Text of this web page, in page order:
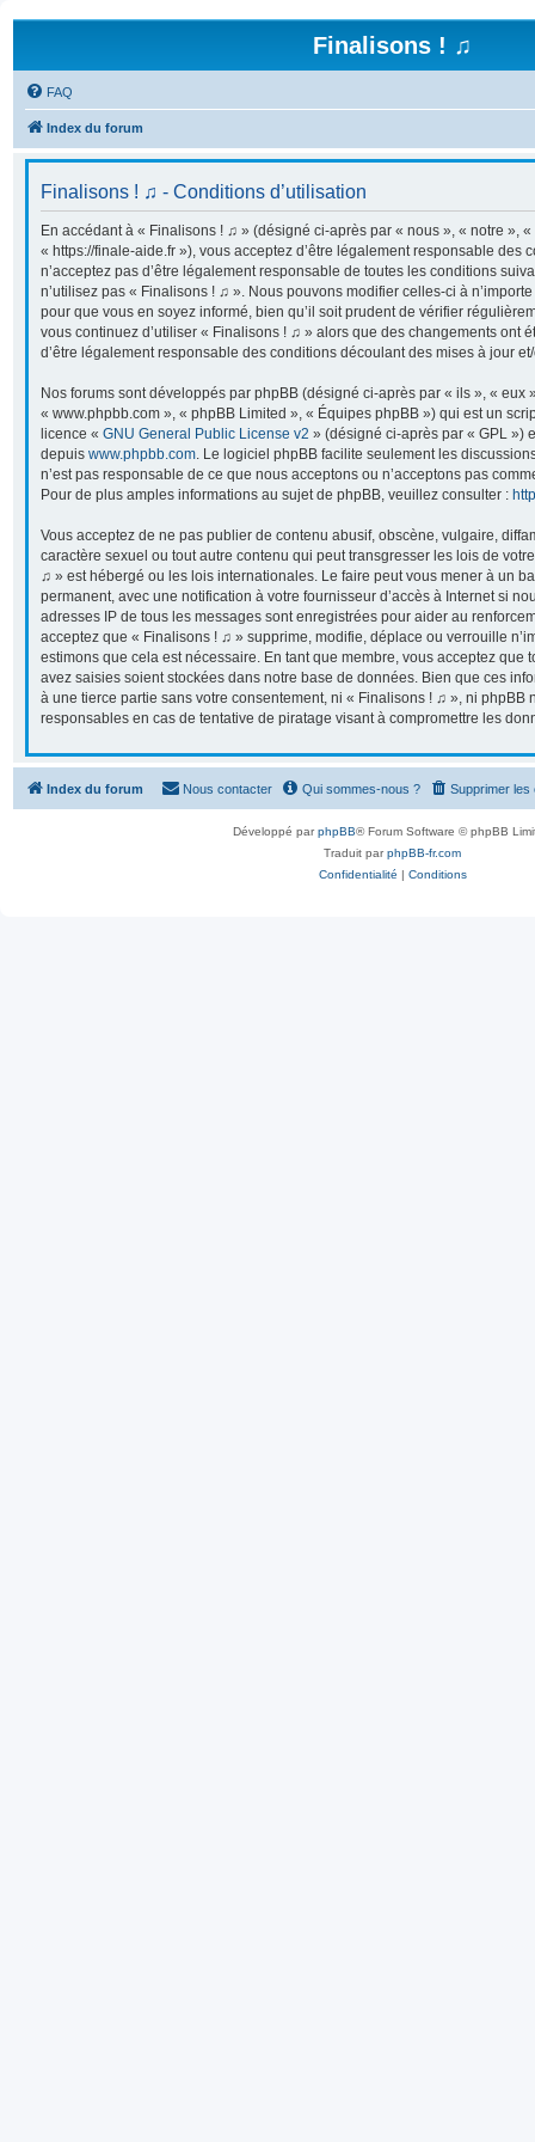
Finalisons ! ♫
FAQ
Index du forum
Finalisons ! ♫ - Conditions d’utilisation
En accédant à « Finalisons ! ♫ » (désigné ci-après par « nous », « notre »,
« https://finale-aide.fr »), vous acceptez d’être légalement responsable des
n’acceptez pas d’être légalement responsable de toutes les conditions
n’utilisez pas « Finalisons ! ♫ ». Nous pouvons modifier celles-ci à
pour que vous en soyez informé, bien qu’il soit prudent de vérifier
vous continuez d’utiliser « Finalisons ! ♫ » alors que des changements ont
d’être légalement responsable des conditions découlant des mises à jour
Nos forums sont développés par phpBB (désigné ci-après par « ils », « eux
« www.phpbb.com », « phpBB Limited », « Équipes phpBB ») qui est un
licence « GNU General Public License v2 » (désigné ci-après par « GPL »)
depuis www.phpbb.com. Le logiciel phpBB facilite seulement les
n’est pas responsable de ce que nous acceptons ou n’acceptons pas
Pour de plus amples informations au sujet de phpBB, veuillez consulter :
Vous acceptez de ne pas publier de contenu abusif, obscène, vulgaire,
caractère sexuel ou tout autre contenu qui peut transgresser les lois de
♫ » est hébergé ou les lois internationales. Le faire peut vous mener à un
permanent, avec une notification à votre fournisseur d’accès à Internet si
adresses IP de tous les messages sont enregistrées pour aider au
acceptez que « Finalisons ! ♫ » supprime, modifie, déplace ou verrouille
estimons que cela est nécessaire. En tant que membre, vous acceptez que
avez saisies soient stockées dans notre base de données. Bien que ces
à une tierce partie sans votre consentement, ni « Finalisons ! ♫ », ni phpBB
responsables en cas de tentative de piratage visant à compromettre les
Index du forum Supprimer les
Qui sommes-nous ?
Nous contacter
Développé parphpBB® Forum Software © phpBB
Traduit parphpBB-fr.com
Confidentialité | Conditions